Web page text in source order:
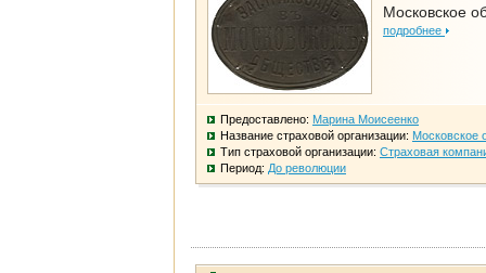
Московское
подробнее
Предоставлено: Марина Моисеенко
Название страховой организации: Московское
Тип страховой организации: Страховая
Период: До революции